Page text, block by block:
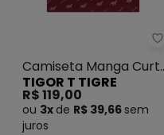
Camiseta Manga
Vermelho
TIGOR T TIGRE
R$ 119,00
ou 3x de R$ 39,66 sem
juros